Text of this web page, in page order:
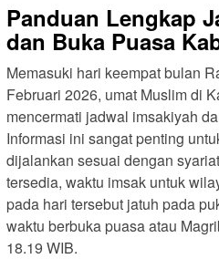
Panduan Lengkap
dan Buka Puasa
Memasuki hari keempat bulan
Februari 2026, umat Muslim di
mencermati jadwal imsakiyah
Informasi ini sangat penting
dijalankan sesuai dengan
tersedia, waktu imsak untuk
pada hari tersebut jatuh pada
waktu berbuka puasa atau
18.19 WIB.